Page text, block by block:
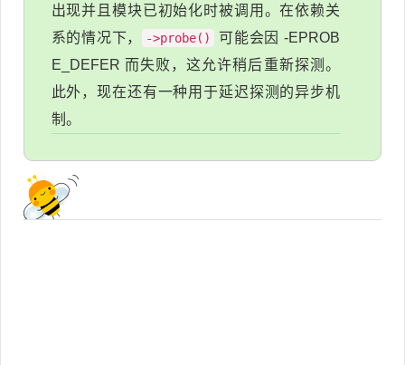
出现并且模块已初始化时被调用。在依赖关
系的情况下，
->probe()
可能会因 -EPROB
E_DEFER 而失败，这允许稍后重新探测。
此外，现在还有一种用于延迟探测的异步机
制。